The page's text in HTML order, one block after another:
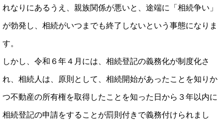
れなりにあるうえ、親族関係が悪いと、途端に「相続争い」
が勃発し、相続がいつまでも終了しないという事態になりま
す。
しかし、令和６年４月には、相続登記の義務化が制度化さ
れ、相続人は、原則として、相続開始があったことを知りか
つ不動産の所有権を取得したことを知った日から３年以内に
相続登記の申請をすることが罰則付きで義務付けられまし